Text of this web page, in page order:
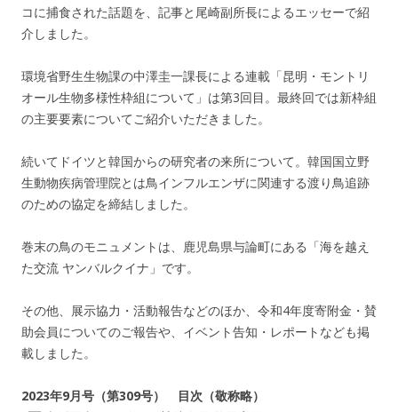
コに捕食された話題を、記事と尾崎副所長によるエッセーで紹
介しました。
環境省野生生物課の中澤圭一課長による連載「昆明・モントリ
オール生物多様性枠組について」は第3回目。最終回では新枠組
の主要要素についてご紹介いただきました。
続いてドイツと韓国からの研究者の来所について。韓国国立野
生動物疾病管理院とは鳥インフルエンザに関連する渡り鳥追跡
のための協定を締結しました。
巻末の鳥のモニュメントは、鹿児島県与論町にある「海を越え
た交流 ヤンバルクイナ」です。
その他、展示協力・活動報告などのほか、令和4年度寄附金・賛
助会員についてのご報告や、イベント告知・レポートなども掲
載しました。
2023年9月号（第309号） 目次（敬称略）